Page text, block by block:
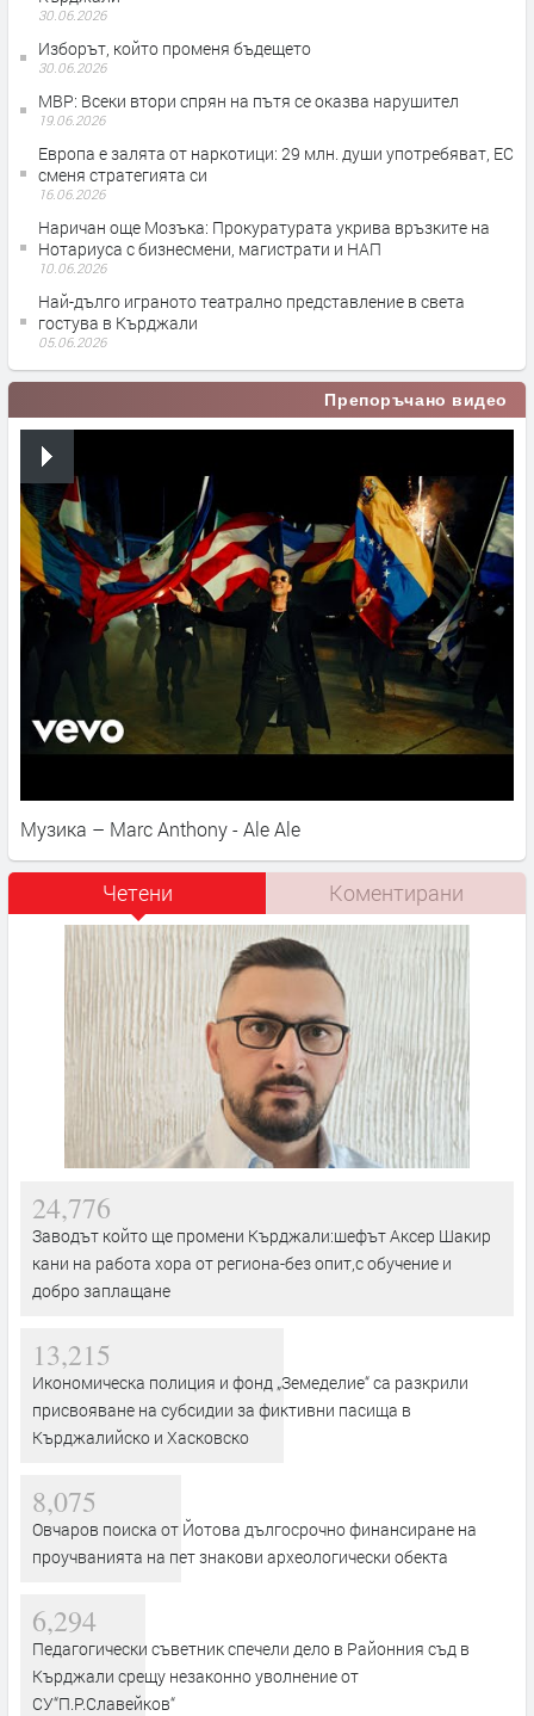
30.06.2026
Изборът, който променя бъдещето
30.06.2026
МВР: Всеки втори спрян на пътя се оказва нарушител
19.06.2026
Европа е залята от наркотици: 29 млн. души употребяват, ЕС
сменя стратегията си
16.06.2026
Наричан още Мозъка: Прокуратурата укрива връзките на
Нотариуса с бизнесмени, магистрати и НАП
10.06.2026
Най-дълго играното театрално представление в света
гостува в Кърджали
05.06.2026
Препоръчано видео
Музика – Marc Anthony - Ale Ale
Четени Коментирани
24,776
Заводът който ще промени Кърджали:шефът Аксер Шакир
кани на работа хора от региона-без опит,с обучение и
добро заплащане
13,215
Икономическа полиция и фонд „Земеделие“ са разкрили
присвояване на субсидии за фиктивни пасища в
Кърджалийско и Хасковско
8,075
Овчаров поиска от Йотова дългосрочно финансиране на
проучванията на пет знакови археологически обекта
6,294
Педагогически съветник спечели дело в Районния съд в
Кърджали срещу незаконно уволнение от
СУ“П.Р.Славейков“